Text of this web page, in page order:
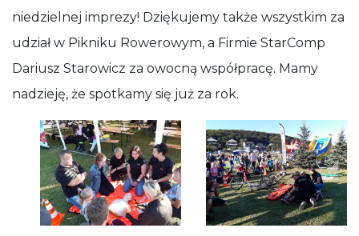
niedzielnej imprezy! Dziękujemy także wszystkim za
udział w Pikniku Rowerowym, a Firmie StarComp
Dariusz Starowicz za owocną współpracę. Mamy
nadzieję, że spotkamy się już za rok.